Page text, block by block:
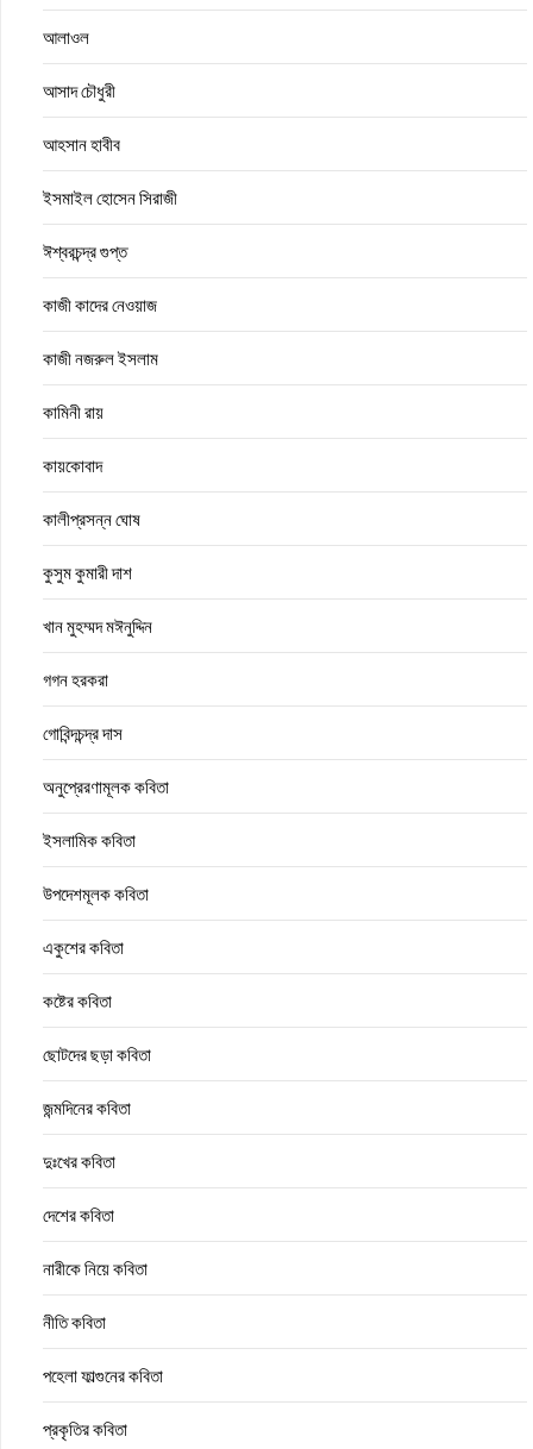
আলাওল
আসাদ চৌধুরী
আহসান হাবীব
ইসমাইল হোসেন সিরাজী
ঈশ্বরচন্দ্র গুপ্ত
কাজী কাদের নেওয়াজ
কাজী নজরুল ইসলাম
কামিনী রায়
কায়কোবাদ
কালীপ্রসন্ন ঘোষ
কুসুম কুমারী দাশ
খান মুহম্মদ মঈনুদ্দিন
গগন হরকরা
গোবিন্দচন্দ্র দাস
অনুপ্রেরণামূলক কবিতা
ইসলামিক কবিতা
উপদেশমূলক কবিতা
একুশের কবিতা
কষ্টের কবিতা
ছোটদের ছড়া কবিতা
জন্মদিনের কবিতা
দুঃখের কবিতা
দেশের কবিতা
নারীকে নিয়ে কবিতা
নীতি কবিতা
পহেলা ফাল্গুনের কবিতা
প্রকৃতির কবিতা